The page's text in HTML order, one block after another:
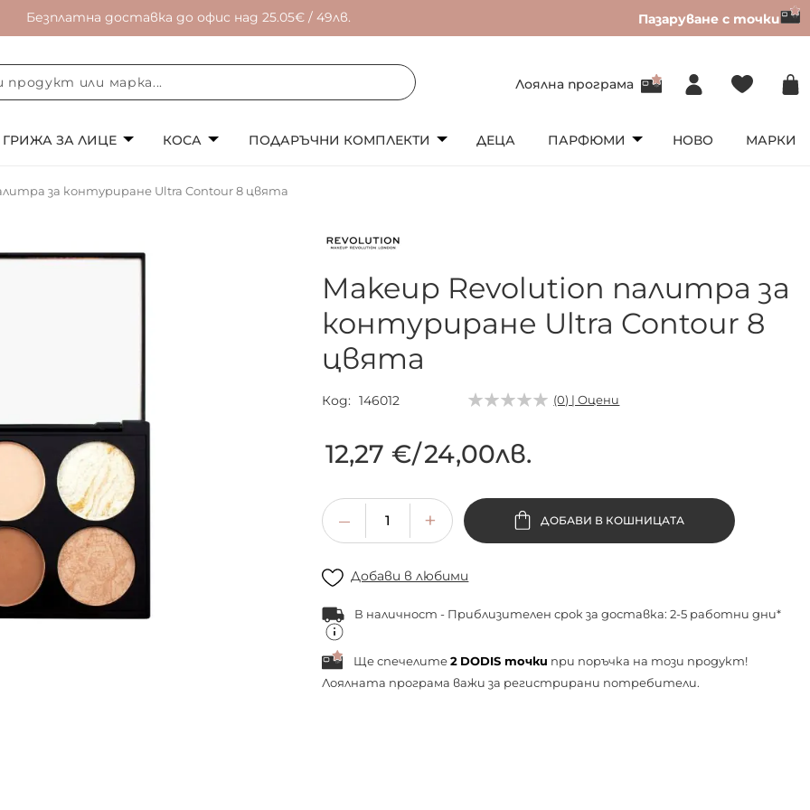
Безплатна доставка до офис над 25.05€ / 49лв. Пазаруване с точки
Лоялна програма
ГРИЖА ЗА ЛИЦЕ КОСА ПОДАРЪЧНИ КОМПЛЕКТИ ДЕЦА ПАРФЮМИ НОВО МАРКИ
за контуриране Ultra Contour 8 цвята
Makeup Revolution палитра за
контуриране Ultra Contour 8
цвята
Код 146012 (0) | Оцени
12,27 €/24,00лв.
ДОБАВИ В КОШНИЦАТА
Добави в любими
В наличност - Приблизителен срок за доставка: 2-5 работни дни*
Ще спечелите 2 DODIS точки при поръчка на този продукт!
Лоялната програма важи за регистрирани потребители.